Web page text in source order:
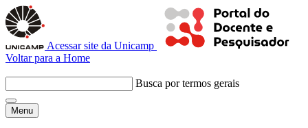
Acessar site da Unicamp
Voltar para a Home
Busca por termos gerais
Menu